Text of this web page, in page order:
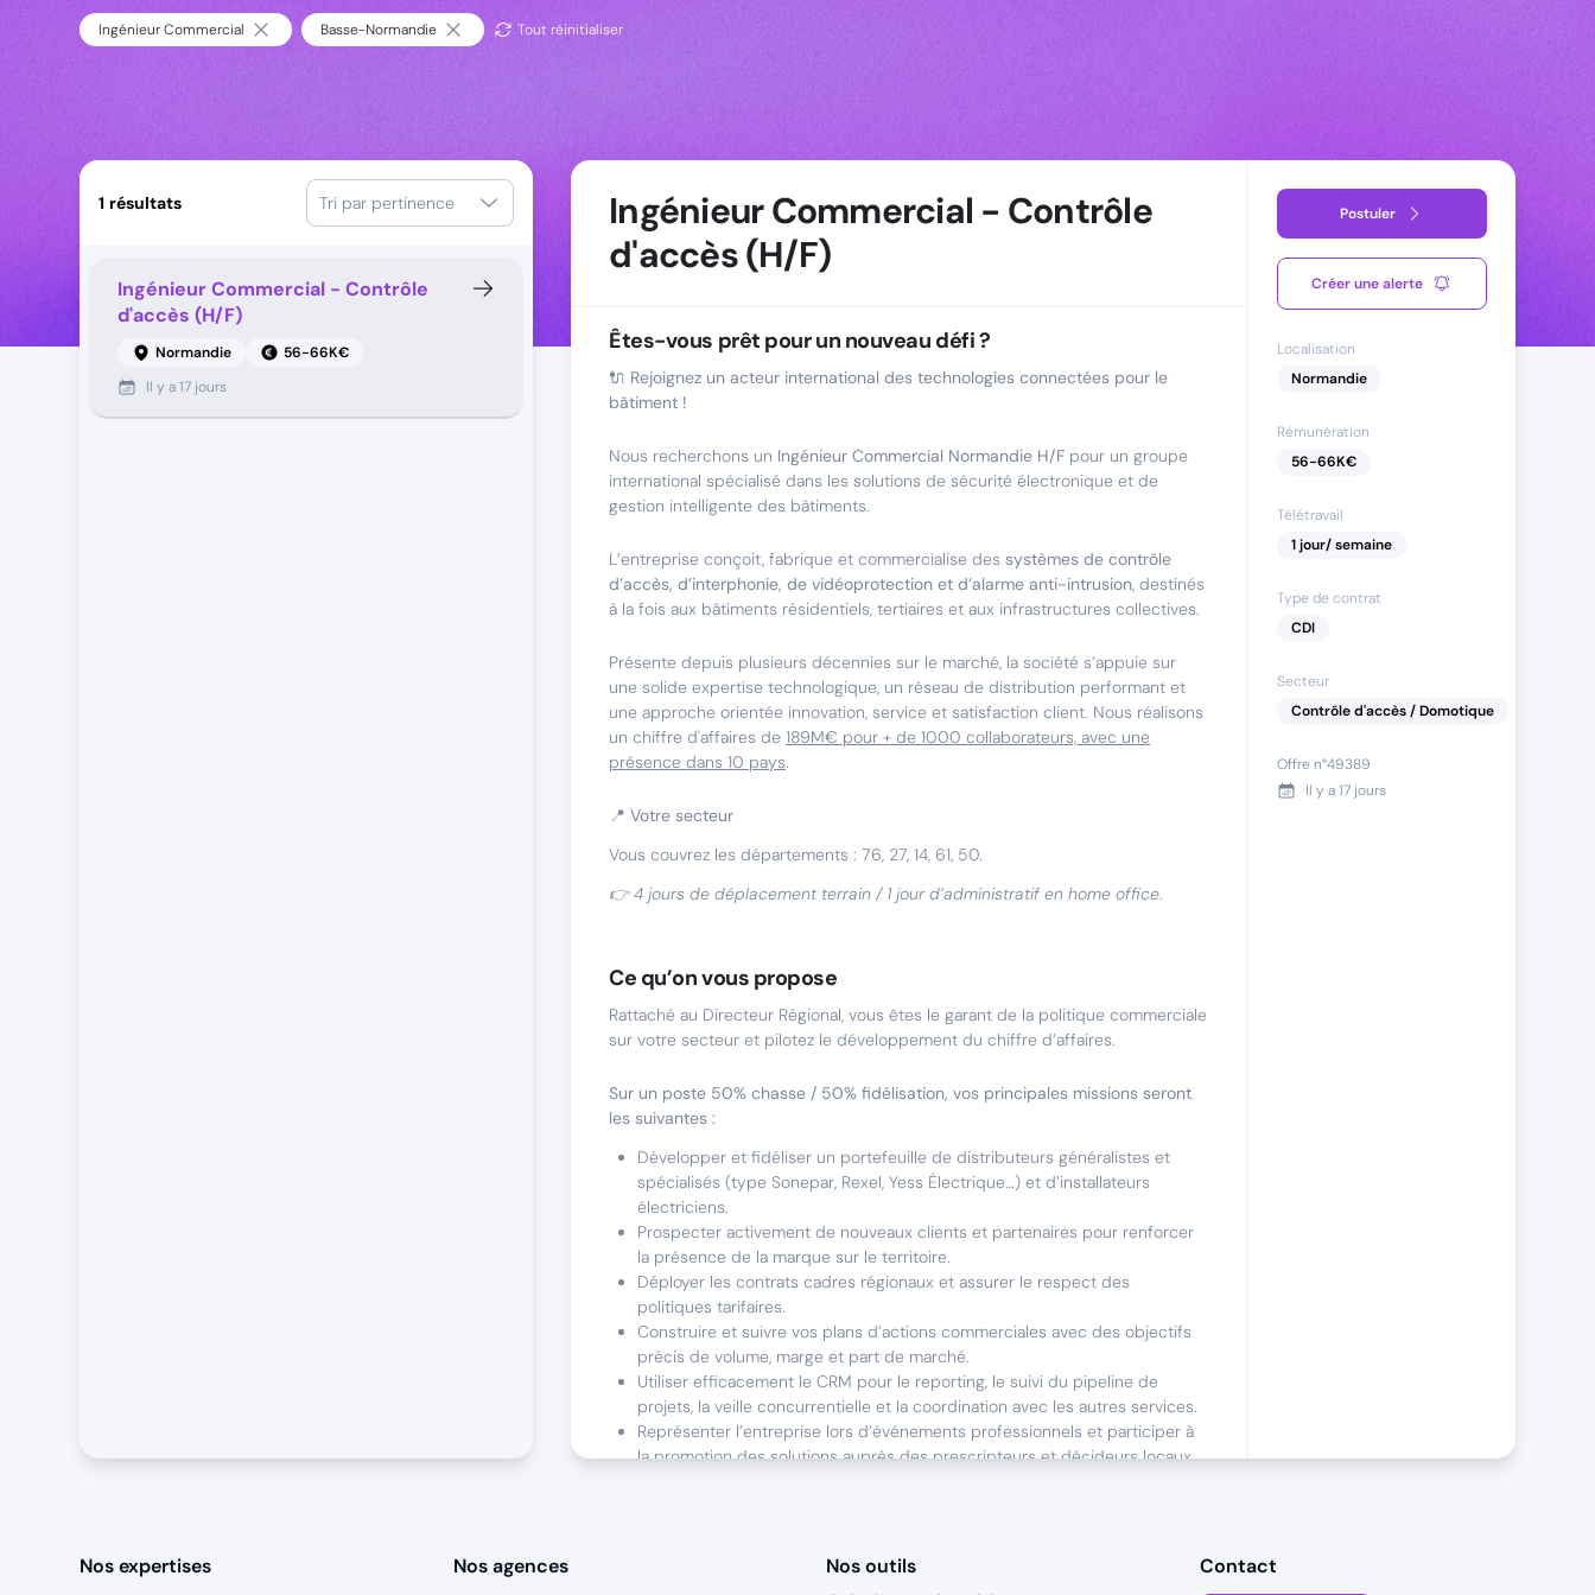
Ingénieur Commercial Basse-Normandie Tout réinitialiser
1 résultats Tri par pertinence
Ingénieur Commercial - Contrôle
d'accès (H/F)
Normandie
56-66K€
Il y a17 jours
Ingénieur Commercial - Contrôle
d'accès (H/F)
Êtes-vous prêt pour un nouveau défi ?
🔌 Rejoignez un acteur international des technologies connectées pour le
bâtiment !
Nous recherchons un Ingénieur Commercial Normandie H/F pour un groupe
international spécialisé dans les solutions de sécurité électronique et de
gestion intelligente des bâtiments.
L’entreprise conçoit, fabrique et commercialise des systèmes de contrôle
d’accès, d’interphonie, de vidéoprotection et d’alarme anti-intrusion, destinés
à la fois aux bâtiments résidentiels, tertiaires et aux infrastructures collectives.
Présente depuis plusieurs décennies sur le marché, la société s’appuie sur
une solide expertise technologique, un réseau de distribution performant et
une approche orientée innovation, service et satisfaction client. Nous réalisons
un chiffre d'affaires de 189M€ pour + de 1000 collaborateurs, avec une
présence dans 10 pays.
📍 Votre secteur
Vous couvrez les départements : 76, 27, 14, 61, 50.
👉 4 jours de déplacement terrain / 1 jour d’administratif en home office.
Ce qu’on vous propose
Rattaché au Directeur Régional, vous êtes le garant de la politique commerciale
sur votre secteur et pilotez le développement du chiffre d’affaires.
Sur un poste 50% chasse / 50% fidélisation, vos principales missions seront
les suivantes :
Développer et fidéliser un portefeuille de distributeurs généralistes et
spécialisés (type Sonepar, Rexel, Yess Électrique…) et d’installateurs
électriciens.
Prospecter activement de nouveaux clients et partenaires pour renforcer
la présence de la marque sur le territoire.
Déployer les contrats cadres régionaux et assurer le respect des
politiques tarifaires.
Construire et suivre vos plans d’actions commerciales avec des objectifs
précis de volume, marge et part de marché.
Utiliser efficacement le CRM pour le reporting, le suivi du pipeline de
projets, la veille concurrentielle et la coordination avec les autres services.
Représenter l’entreprise lors d’événements professionnels et participer à
la promotion des solutions auprès des prescripteurs et décideurs locaux.
Postuler
Créer une alerte
Localisation
Normandie
Rémunération
56-66K€
Télétravail
1 jour/ semaine
Type de contrat
CDI
Secteur
Contrôle d'accès / Domotique
Offre n°49389
Il y a17 jours
Nos expertises
Nos agences
Nos outils
Contact